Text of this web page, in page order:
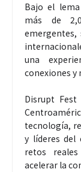
Bajo el
más de
una
conexiones y
Disrupt Fest
tecnología,
y líderes del
retos
acelerar la